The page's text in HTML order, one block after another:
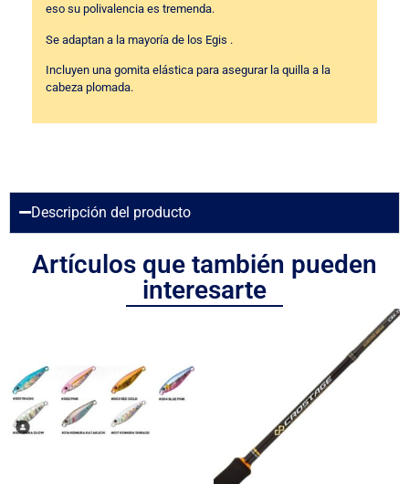
eso su polivalencia es tremenda.
Se adaptan a la mayoría de los Egis .
Incluyen una gomita elástica para asegurar la quilla a la
cabeza plomada.
Descripción del producto
Artículos que también pueden
interesarte